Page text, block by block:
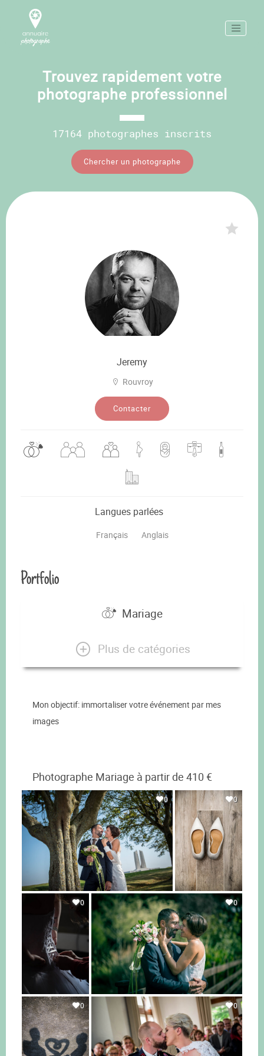
Trouvez rapidement votre
photographe professionnel
17164 photographes inscrits
Chercher un photographe
Jeremy
Rouvroy
Contacter
Langues parlées
Français Anglais
Portfolio
Mariage
Plus de catégories
Mon objectif: immortaliser votre événement par mes
images
Photographe Mariage à partir de 410 €
0 0
0 0
0 0